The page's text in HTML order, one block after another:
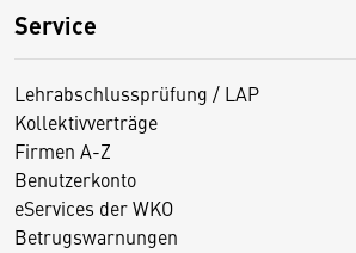
Service
Lehrabschlussprüfung / LAP
Kollektivverträge
Firmen A-Z
Benutzerkonto
eServices der WKO
Betrugswarnungen